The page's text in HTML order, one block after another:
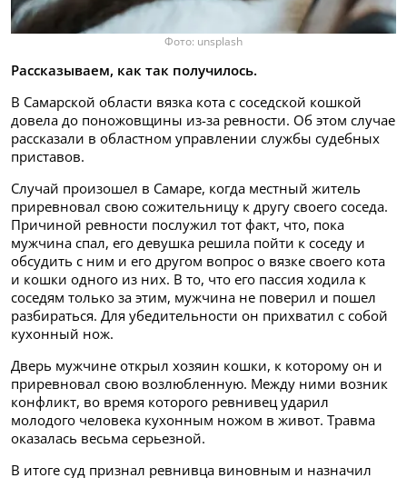
Фото: unsplash
Рассказываем, как так получилось.
В Самарской области вязка кота с соседской кошкой
довела до поножовщины из-за ревности. Об этом случае
рассказали в областном управлении службы судебных
приставов.
Случай произошел в Самаре, когда местный житель
приревновал свою сожительницу к другу своего соседа.
Причиной ревности послужил тот факт, что, пока
мужчина спал, его девушка решила пойти к соседу и
обсудить с ним и его другом вопрос о вязке своего кота
и кошки одного из них. В то, что его пассия ходила к
соседям только за этим, мужчина не поверил и пошел
разбираться. Для убедительности он прихватил с собой
кухонный нож.
Дверь мужчине открыл хозяин кошки, к которому он и
приревновал свою возлюбленную. Между ними возник
конфликт, во время которого ревнивец ударил
молодого человека кухонным ножом в живот. Травма
оказалась весьма серьезной.
В итоге суд признал ревнивца виновным и назначил